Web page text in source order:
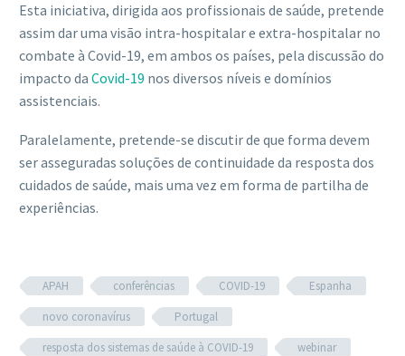
Esta iniciativa, dirigida aos profissionais de saúde, pretende
assim dar uma visão intra-hospitalar e extra-hospitalar no
combate à Covid-19, em ambos os países, pela discussão do
impacto da Covid-19 nos diversos níveis e domínios
assistenciais.
Paralelamente, pretende-se discutir de que forma devem
ser asseguradas soluções de continuidade da resposta dos
cuidados de saúde, mais uma vez em forma de partilha de
experiências.
APAH conferências COVID-19
Espanha
novo coronavírus
Portugal
resposta dos sistemas de saúde à COVID-19
webinar